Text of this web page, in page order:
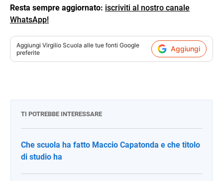
Resta sempre aggiornato: iscriviti al nostro canale
WhatsApp!
Aggiungi Virgilio Scuola alle tue fonti Google
preferite
Aggiungi
TI POTREBBE INTERESSARE
Che scuola ha fatto Maccio Capatonda e che titolo
di studio ha